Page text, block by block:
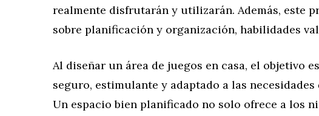
realmente disfrutarán y utilizarán. Además, este
sobre planificación y organización, habilidades
Al diseñar un área de juegos en casa, el objetivo
seguro, estimulante y adaptado a las
Un espacio bien planificado no solo ofrece a los